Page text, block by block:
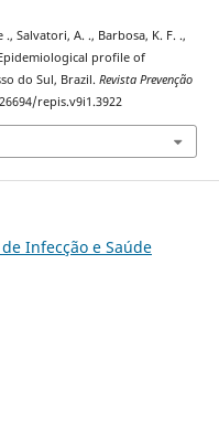
Salvatori, A. ., Barbosa, K. F. .,
profile of
do Sul, Brazil. Revista Prevenção
repis.v9i1.3922
Infecção e Saúde